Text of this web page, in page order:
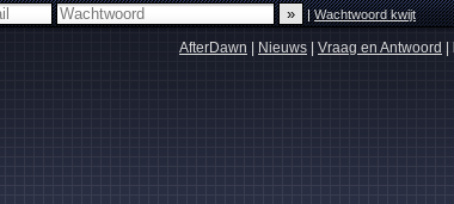
|Wachtwoord kwijt
AfterDawn Nieuws Vraag en Antwoord